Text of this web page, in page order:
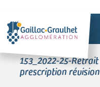
153_2022-25-
prescription